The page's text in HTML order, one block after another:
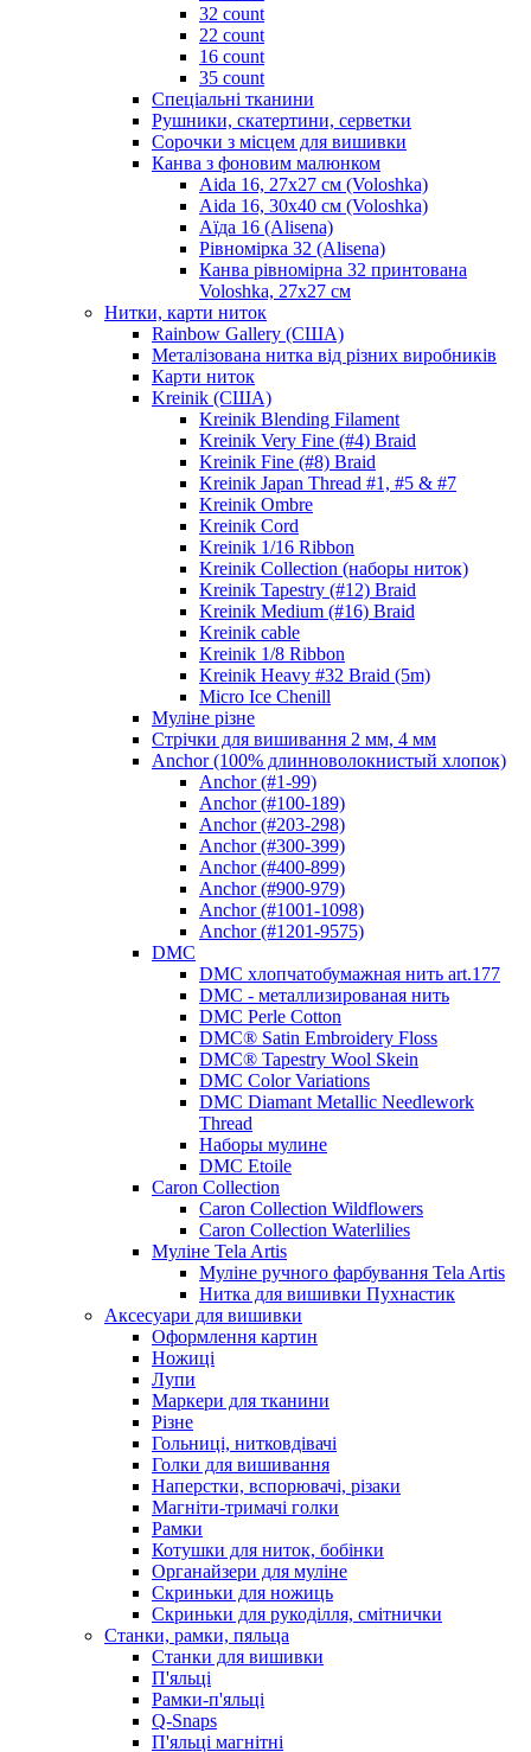
32 count
22 count
16 count
35 count
Спеціальні тканини
Рушники, скатертини, серветки
Сорочки з місцем для вишивки
Канва з фоновим малюнком
Aida 16, 27х27 см (Voloshka)
Aida 16, 30х40 см (Voloshka)
Аїда 16 (Alisena)
Рівномірка 32 (Alisena)
Канва рівномірна 32 принтована
Voloshka, 27х27 см
Нитки, карти ниток
Rainbow Gallery (США)
Металізована нитка від різних виробників
Карти ниток
Kreinik (США)
Kreinik Blending Filament
Kreinik Very Fine (#4) Braid
Kreinik Fine (#8) Braid
Kreinik Japan Thread #1, #5 & #7
Kreinik Ombre
Kreinik Cord
Kreinik 1/16 Ribbon
Kreinik Collection (наборы ниток)
Kreinik Tapestry (#12) Braid
Kreinik Medium (#16) Braid
Kreinik cable
Kreinik 1/8 Ribbon
Kreinik Heavy #32 Braid (5m)
Micro Ice Chenill
Муліне різне
Стрічки для вишивання 2 мм, 4 мм
Anchor (100% длинноволокнистый хлопок)
Anchor (#1-99)
Anchor (#100-189)
Anchor (#203-298)
Anchor (#300-399)
Anchor (#400-899)
Anchor (#900-979)
Anchor (#1001-1098)
Anchor (#1201-9575)
DMC
DMC хлопчатобумажная нить art.177
DMC - металлизированая нить
DMC Perle Cotton
DMC® Satin Embroidery Floss
DMC® Tapestry Wool Skein
DMC Color Variations
DMC Diamant Metallic Needlework
Thread
Наборы мулине
DMC Etoile
Caron Collection
Caron Collection Wildflowers
Caron Collection Waterlilies
Муліне Tela Artis
Муліне ручного фарбування Tela Artis
Нитка для вишивки Пухнастик
Аксесуари для вишивки
Оформлення картин
Ножиці
Лупи
Маркери для тканини
Різне
Гольниці, нитковдівачі
Голки для вишивання
Наперстки, вспорювачі, різаки
Магніти-тримачі голки
Рамки
Котушки для ниток, бобінки
Органайзери для муліне
Скриньки для ножиць
Скриньки для рукоділля, смітнички
Станки, рамки, пяльца
Станки для вишивки
П'яльці
Рамки-п'яльці
Q-Snaps
П'яльці магнітні